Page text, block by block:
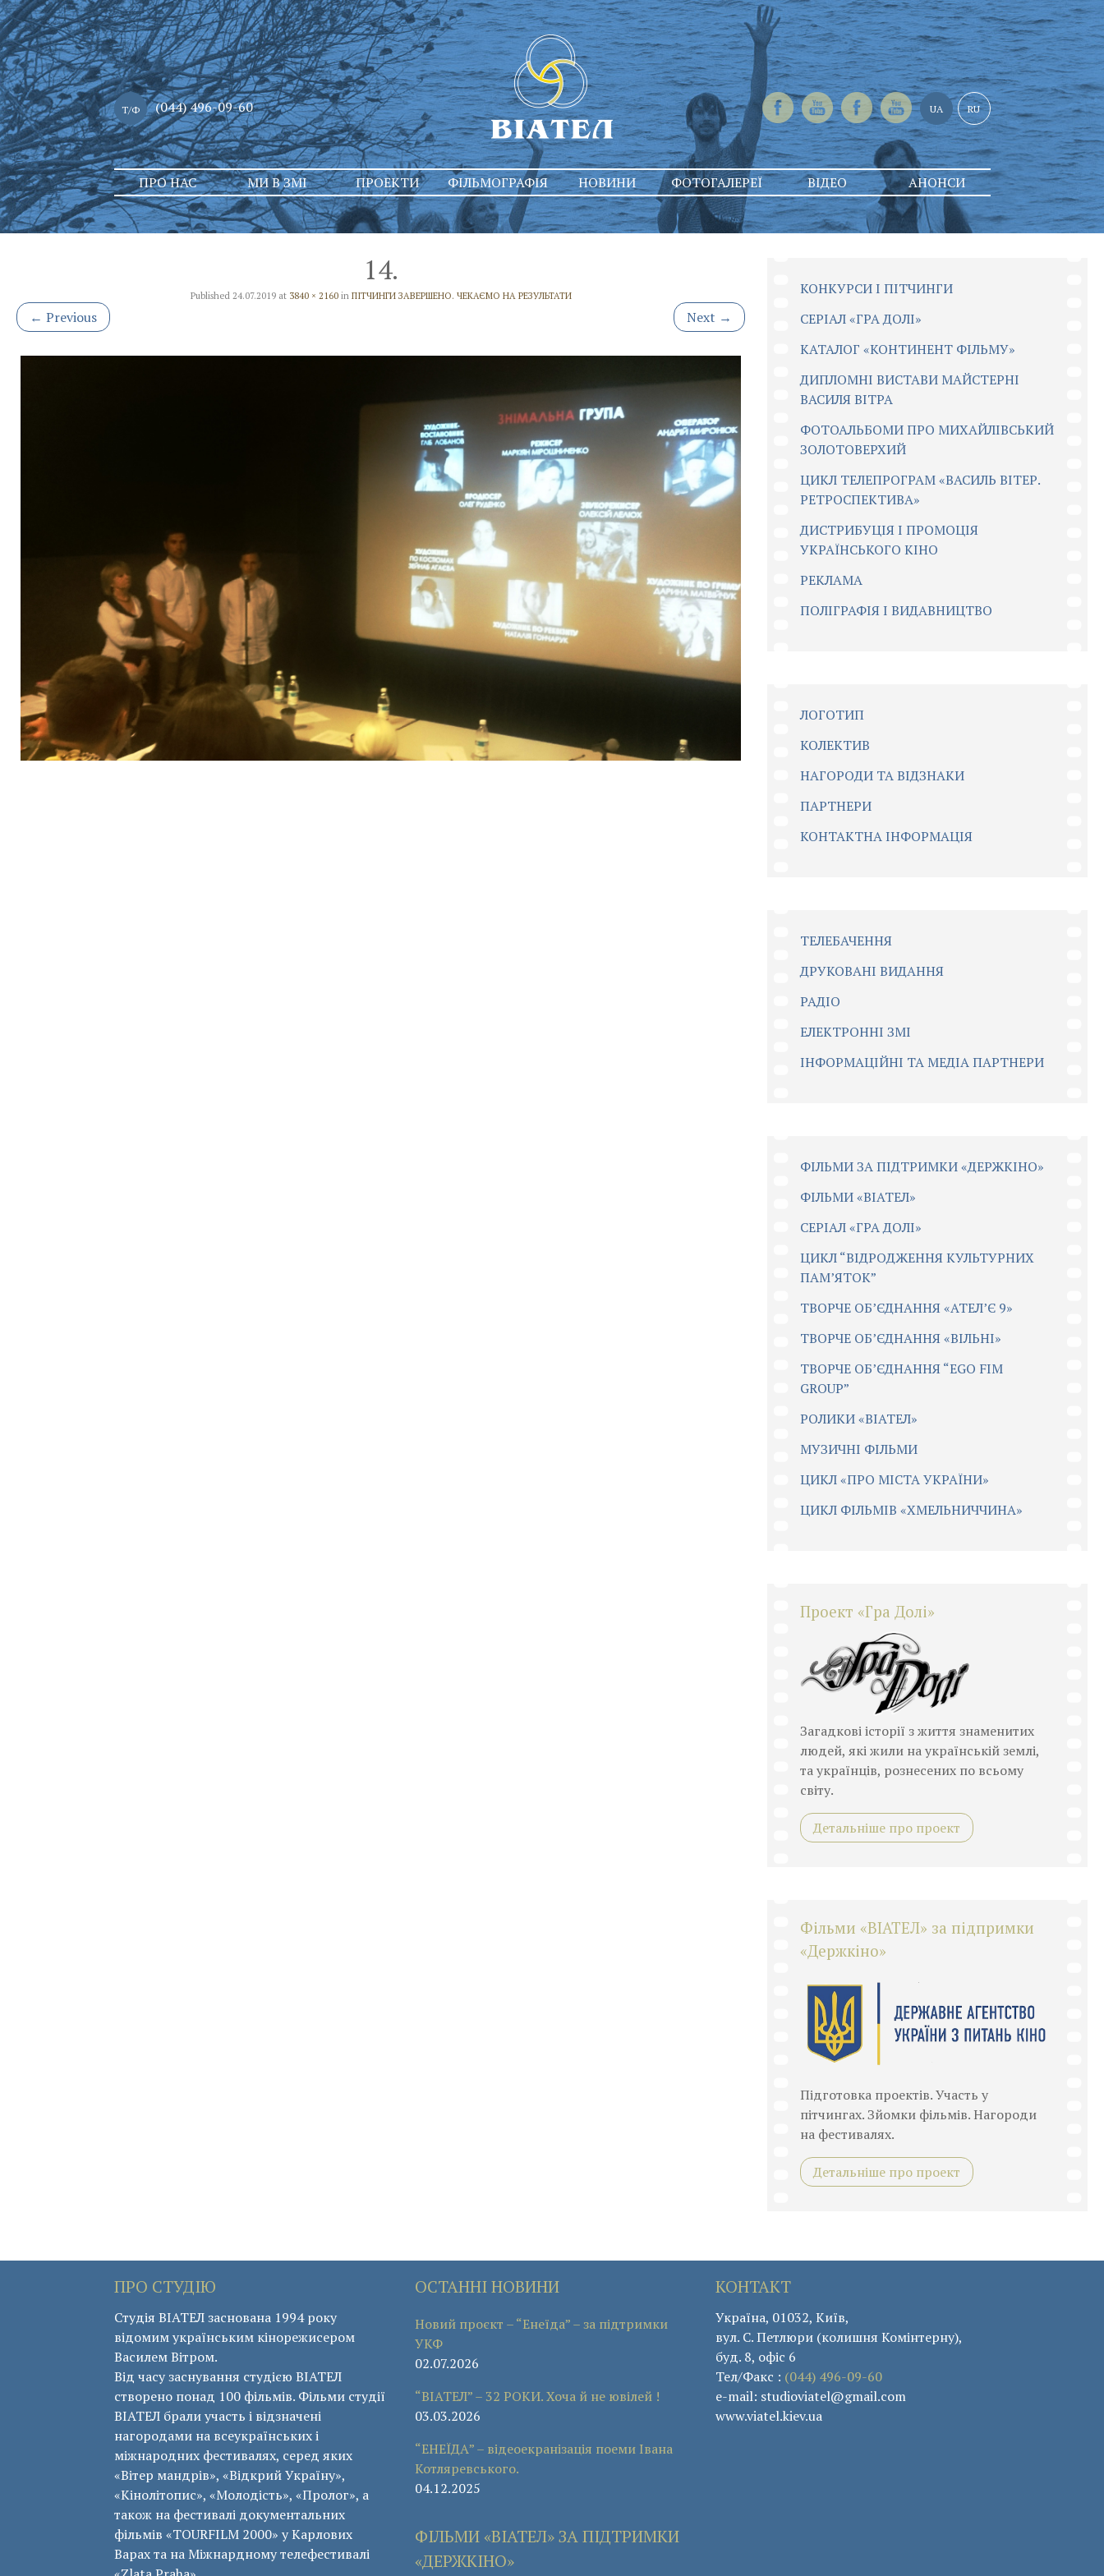
Т/Ф (044) 496-09-60 UA RU
Skip
to
content
ПРО НАС МИ В ЗМІ ПРОЕКТИ ФІЛЬМОГРАФІЯ НОВИНИ ФОТОГАЛЕРЕЇ ВІДЕО АНОНСИ
14.
Published 24.07.2019at 3840 × 2160in ПІТЧИНГИ ЗАВЕРШЕНО. ЧЕКАЄМО НА РЕЗУЛЬТАТИ
← Previous Next →
КОНКУРСИ І ПІТЧИНГИ
CЕРІАЛ «ГРА ДОЛІ»
КАТАЛОГ «КОНТИНЕНТ ФІЛЬМУ»
ДИПЛОМНІ ВИСТАВИ МАЙСТЕРНІ
ВАСИЛЯ ВІТРА
ФОТОАЛЬБОМИ ПРО МИХАЙЛІВСЬКИЙ
ЗОЛОТОВЕРХИЙ
ЦИКЛ ТЕЛЕПРОГРАМ «ВАСИЛЬ ВІТЕР.
РЕТРОСПЕКТИВА»
ДИСТРИБУЦІЯ І ПРОМОЦІЯ
УКРАЇНСЬКОГО КІНО
РЕКЛАМА
ПОЛІГРАФІЯ І ВИДАВНИЦТВО
ЛОГОТИП
КОЛЕКТИВ
НАГОРОДИ ТА ВІДЗНАКИ
ПАРТНЕРИ
КОНТАКТНА ІНФОРМАЦІЯ
ТЕЛЕБАЧЕННЯ
ДРУКОВАНІ ВИДАННЯ
РАДІО
ЕЛЕКТРОННІ ЗМІ
ІНФОРМАЦІЙНІ ТА МЕДІА ПАРТНЕРИ
ФІЛЬМИ ЗА ПІДТРИМКИ «ДЕРЖКІНО»
ФІЛЬМИ «ВІАТЕЛ»
СЕРІАЛ «ГРА ДОЛІ»
ЦИКЛ “ВІДРОДЖЕННЯ КУЛЬТУРНИХ
ПАМ’ЯТОК”
ТВОРЧЕ ОБ’ЄДНАННЯ «АТЕЛ’Є 9»
ТВОРЧЕ ОБ’ЄДНАННЯ «ВІЛЬНІ»
ТВОРЧЕ ОБ’ЄДНАННЯ “EGO FIM
GROUP”
РОЛИКИ «ВІАТЕЛ»
МУЗИЧНІ ФІЛЬМИ
ЦИКЛ «ПРО МІСТА УКРАЇНИ»
ЦИКЛ ФІЛЬМІВ «ХМЕЛЬНИЧЧИНА»
Проект «Гра Долі»
Загадкові історії з життя знаменитих
людей, які жили на українській землі,
та українців, рознесених по всьому
світу.
Детальніше про проект
Фільми «ВІАТЕЛ» за підпримки
«Держкіно»
Підготовка проектів. Участь у
пітчингах. Зйомки фільмів. Нагороди
на фестивалях.
Детальніше про проект
ПРО СТУДІЮ
Студія ВІАТЕЛ заснована 1994 року
відомим українським кінорежисером
Василем Вітром.
Від часу заснування студією ВІАТЕЛ
створено понад 100 фільмів. Фільми студії
ВІАТЕЛ брали участь і відзначені
нагородами на всеукраїнських і
міжнародних фестивалях, серед яких
«Вітер мандрів», «Відкрий Україну»,
«Кінолітопис», «Молодість», «Пролог», а
також на фестивалі документальних
фільмів «ТОURFILM 2000» у Карлових
Варах та на Міжнардному телефестивалі
ОСТАННІ НОВИНИ
Новий проєкт – “Енеїда” – за підтримки
УКФ
02.07.2026
“ВІАТЕЛ” – 32 РОКИ. Хоча й не ювілей !
03.03.2026
“ЕНЕЇДА” – відеоекранізація поеми Івана
Котляревського.
04.12.2025
ФІЛЬМИ «ВІАТЕЛ» ЗА ПІДТРИМКИ
«ДЕРЖКІНО»
КОНТАКТ
Україна, 01032, Київ,
вул. С. Петлюри (колишня Комінтерну),
буд. 8, офіс 6
Тел/Факс : (044) 496-09-60
e-mail: studioviatel@gmail.com
www.viatel.kiev.ua